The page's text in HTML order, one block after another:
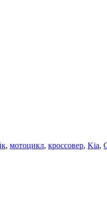
, мотоцикл, кроссовер, Kia,